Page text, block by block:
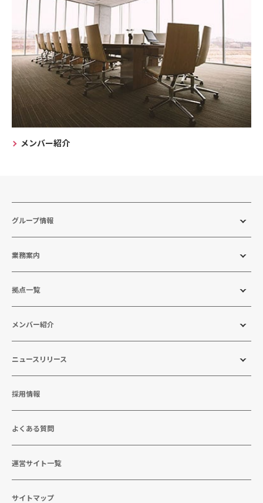
メンバー紹介
グループ情報
業務案内
拠点一覧
メンバー紹介
ニュースリリース
採用情報
よくある質問
運営サイト一覧
サイトマップ